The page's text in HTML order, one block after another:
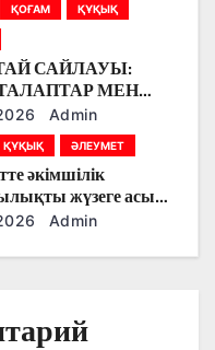
ҚОҒАМ ҚҰҚЫҚ
САЙЛАУЫ:
МЕН
Admin
ҚҰҚЫҚ ӘЛЕУМЕТ
әкімшілік
жүзеге асыру
шығарылды
Admin